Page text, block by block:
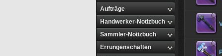
Aufträge
Handwerker-Notizbuch
Sammler-Notizbuch
Errungenschaften